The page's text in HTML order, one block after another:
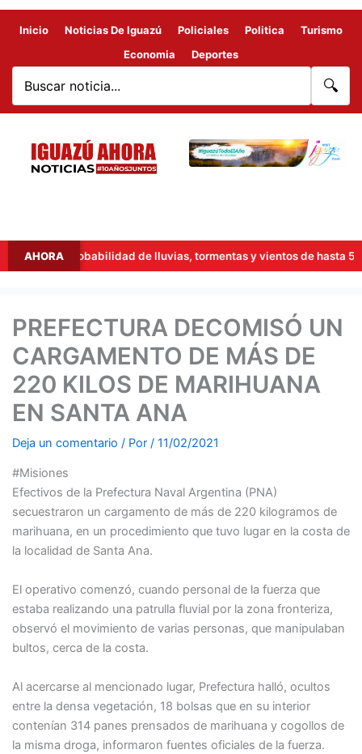
Inicio Noticias De Iguazú Policiales Politica
Turismo
Economia
Deportes
🔍
AHORA
hay probabilidad de lluvias, tormentas y vientos de hasta 53 km/h
PREFECTURA DECOMISÓ UN
CARGAMENTO DE MÁS DE
220 KILOS DE MARIHUANA
EN SANTA ANA
Deja un comentario / Por / 11/02/2021
#Misiones
Efectivos de la Prefectura Naval Argentina (PNA)
secuestraron un cargamento de más de 220 kilogramos de
marihuana, en un procedimiento que tuvo lugar en la costa de
la localidad de Santa Ana.
El operativo comenzó, cuando personal de la fuerza que
estaba realizando una patrulla fluvial por la zona fronteriza,
observó el movimiento de varias personas, que manipulaban
bultos, cerca de la costa.
Al acercarse al mencionado lugar, Prefectura halló, ocultos
entre la densa vegetación, 18 bolsas que en su interior
contenían 314 panes prensados de marihuana y cogollos de
la misma droga, informaron fuentes oficiales de la fuerza.